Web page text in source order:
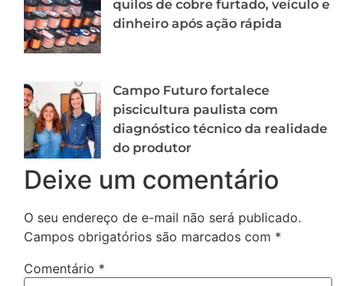
quilos de cobre furtado, veículo e
dinheiro após ação rápida
Campo Futuro fortalece
piscicultura paulista com
diagnóstico técnico da realidade
do produtor
Deixe um comentário
O seu endereço de e-mail não será publicado.
Campos obrigatórios são marcados com *
Comentário *